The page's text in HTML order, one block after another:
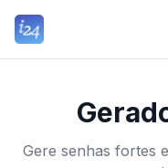
Gere senhas fortes